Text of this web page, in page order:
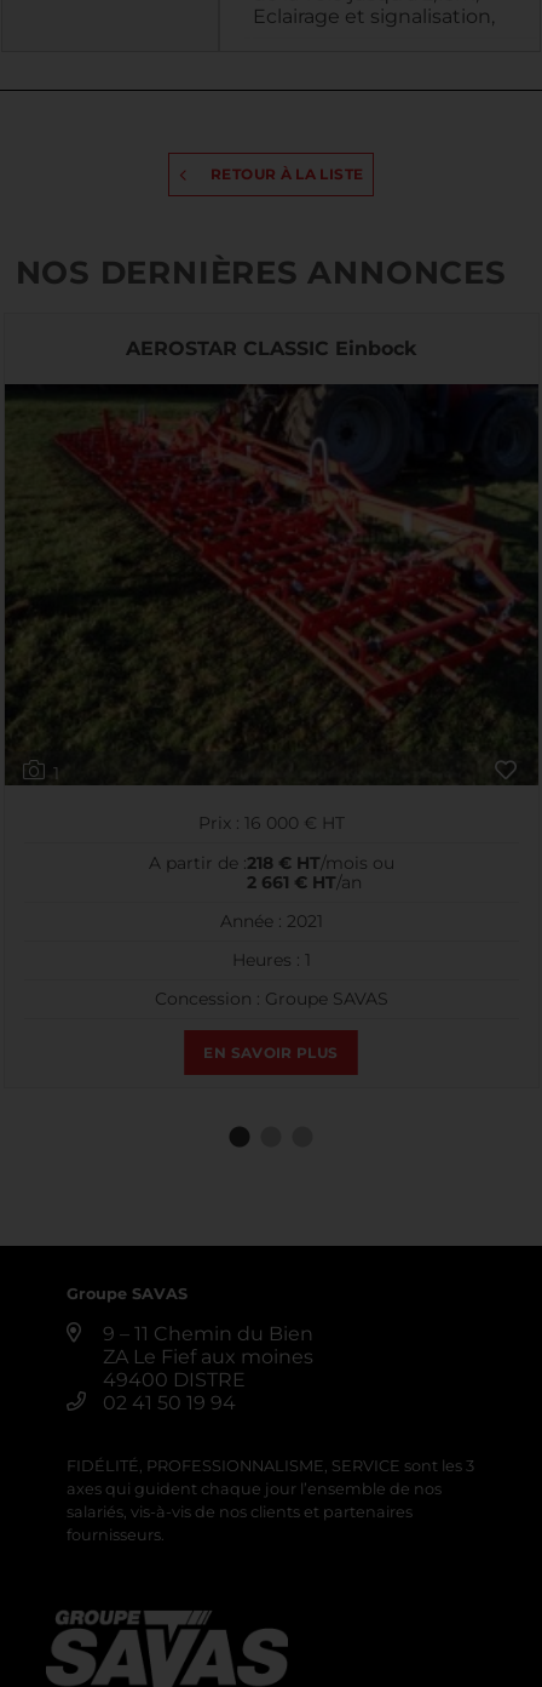
Eclairage et signalisation,
RETOUR À LA LISTE
NOS DERNIÈRES ANNONCES
AEROSTAR CLASSIC Einbock
1
Prix : 16 000 € HT
A partir de :218 € HT/mois ou
2 661 € HT/an
Année : 2021
Heures : 1
Concession : Groupe SAVAS
EN SAVOIR PLUS
Groupe SAVAS
9 – 11 Chemin du Bien
ZA Le Fief aux moines
49400 DISTRE
02 41 50 19 94
FIDÉLITÉ, PROFESSIONNALISME, SERVICE sont les 3
axes qui guident chaque jour l’ensemble de nos
salariés, vis-à-vis de nos clients et partenaires
fournisseurs.